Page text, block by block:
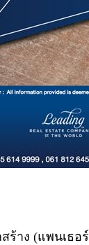
ร้าง (แพนเธอ